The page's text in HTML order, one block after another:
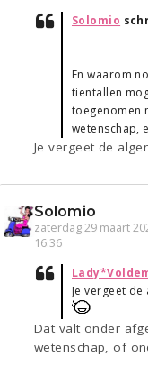
Solomio
En waarom
tientallen
toegenomen
wetenschap,
Je vergeet de
Solomio
zaterdag 29 maart
16:36
Je vergeet
Dat valt onder
wetenschap, of